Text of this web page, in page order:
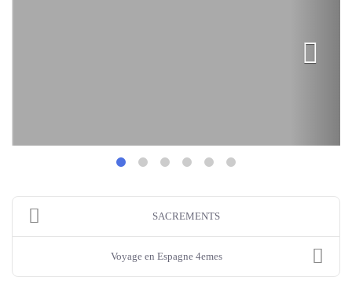
SACREMENTS
Voyage en Espagne 4emes